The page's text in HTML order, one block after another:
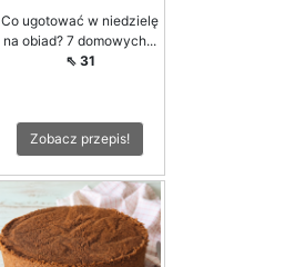
Co ugotować w niedzielę
na obiad? 7 domowych...
⇖ 31
Zobacz przepis!